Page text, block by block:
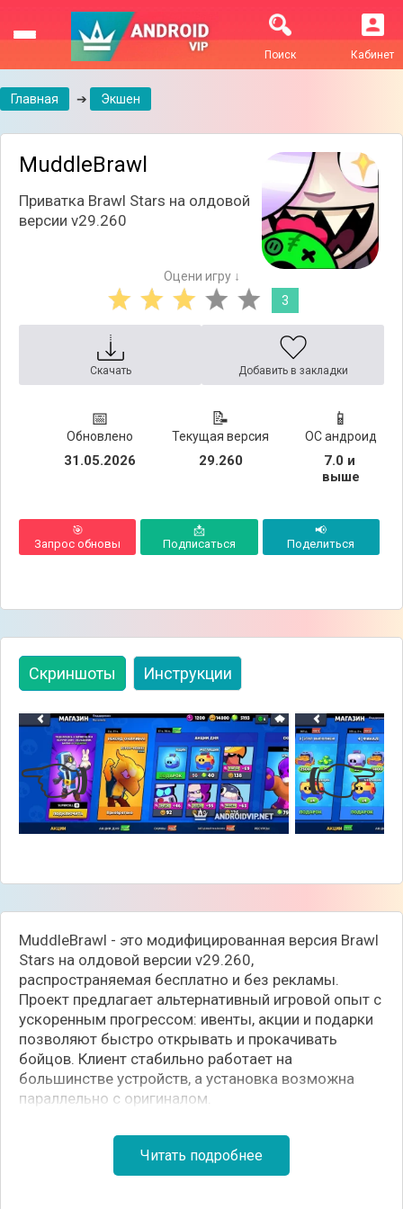
Кабинет
Поиск
Главная ➔ Экшен
MuddleBrawl
Приватка Brawl Stars на олдовой
версии v29.260
Оцени игру ↓
3
Скачать Добавить в закладки
📅
Обновлено
31.05.2026
📝
Текущая версия
29.260
📱
ОС андроид
7.0 и
выше
🎯
Запрос обновы
📩
Подписаться
📢
Поделиться
Скриншоты Инструкции
👈 👉
MuddleBrawl - это модифицированная версия Brawl
Stars на олдовой версии v29.260,
распространяемая бесплатно и без рекламы.
Проект предлагает альтернативный игровой опыт с
ускоренным прогрессом: ивенты, акции и подарки
позволяют быстро открывать и прокачивать
бойцов. Клиент стабильно работает на
большинстве устройств, а установка возможна
параллельно с оригиналом.
Подарки, ивенты и акции: Разработчики регулярно
проводят события, раздавая ресурсы для
Читать подробнее